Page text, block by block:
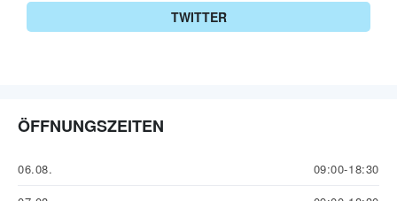
TWITTER
ÖFFNUNGSZEITEN
06.08.
09:00-18:30